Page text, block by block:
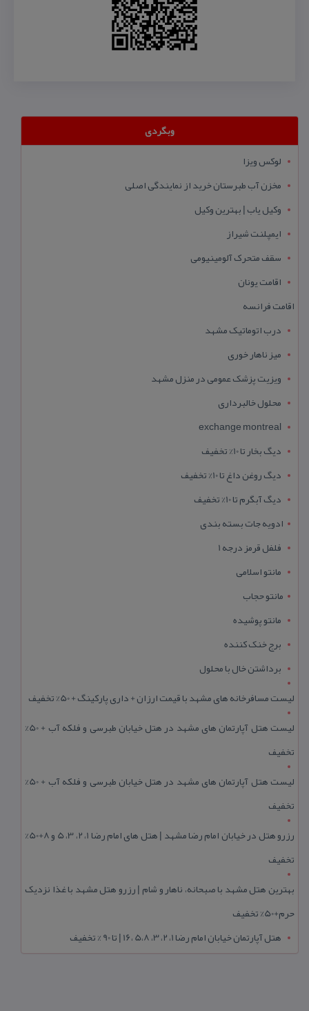
وبگردی
لوکس ویزا
مخزن آب طبرستان خرید از نمایندگی اصلی
وکیل یاب | بهترین وکیل
ایمپلنت شیراز
سقف متحرک آلومینیومی
اقامت یونان
اقامت فرانسه
درب اتوماتیک مشهد
میز ناهار خوری
ویزیت پزشک عمومی در منزل مشهد
محلول خالبرداری
exchange montreal
دیگ بخار تا 10% تخفیف
دیگ روغن داغ تا 10% تخفیف
دیگ آبگرم تا 10% تخفیف
ادویه جات بسته بندی
فلفل قرمز درجه 1
مانتو اسلامی
مانتو حجاب
مانتو پوشیده
برج خنک کننده
برداشتن خال با محلول
لیست مسافرخانه های مشهد با قیمت ارزان + داری پارکینگ + 50% تخفیف
لیست هتل آپارتمان های مشهد در هتل خیابان طبرسی و فلکه آب + 50%
تخفیف
لیست هتل آپارتمان های مشهد در هتل خیابان طبرسی و فلکه آب + 50%
تخفیف
رزرو هتل در خیابان امام رضا مشهد | هتل‌ های امام رضا 1، 2، 3، 5 و 8+50%
تخفیف
بهترین هتل مشهد با صبحانه، ناهار و شام | رزرو هتل مشهد با غذا نزدیک
حرم+50% تخفیف
هتل آپارتمان خیابان امام رضا 1، 2، 3، 5،8 ،16 | تا 90 % تخفیف